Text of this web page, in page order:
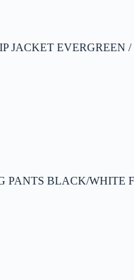
JACKET EVERGREEN
PANTS BLACK/WHITE